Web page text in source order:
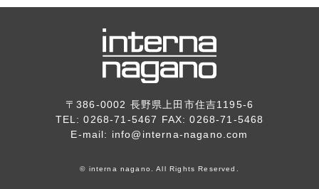
〒386-0002 長野県上田市住吉1195-6
TEL: 0268-71-5467 FAX: 0268-71-5468
E-mail: info@interna-nagano.com
© interna nagano. All Rights Reserved.